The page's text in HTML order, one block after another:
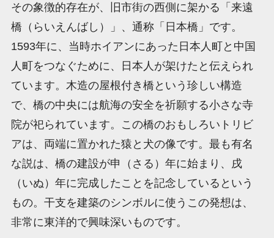
その象徴的存在が、旧市街の西側に架かる「来遠
橋（らいえんばし）」、通称「日本橋」です。
1593年に、当時ホイアンにあった日本人町と中国
人町をつなぐために、日本人が架けたと伝えられ
ています。木造の屋根付き橋という珍しい構造
で、橋の中央には航海の安全を祈願する小さな寺
院が祀られています。この橋のおもしろいトリビ
アは、両端に置かれた猿と犬の像です。最も有名
な説は、橋の建設が申（さる）年に始まり、戌
（いぬ）年に完成したことを記念しているという
もの。干支を建築のシンボルに使うこの発想は、
非常に東洋的で興味深いものです。